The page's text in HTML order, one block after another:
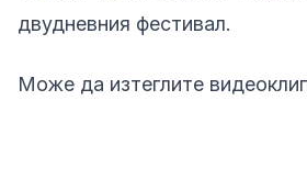
двудневния фестивал.
Може да изтеглите